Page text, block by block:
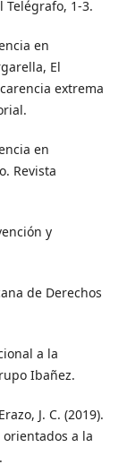
Telégrafo, 1-3.
en
El
extrema
en
Revista
y
de Derechos
a la
Ibañez.
J. C. (2019).
a la